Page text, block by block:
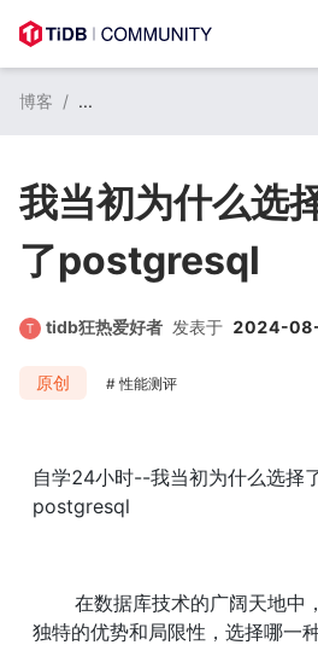
博客 / ...
我当初为什么选
了postgresql
tidb狂热爱好者 发表于 2024-
原创 性能测评
自学24小时--我当初为什么选择
postgresql
独特的优势和局限性，选择哪一